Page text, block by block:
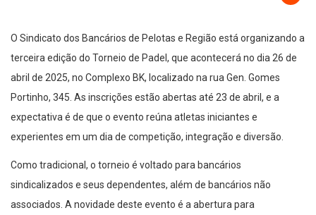
O Sindicato dos Bancários de Pelotas e Região está organizando a
terceira edição do Torneio de Padel, que acontecerá no dia 26 de
abril de 2025, no Complexo BK, localizado na rua Gen. Gomes
Portinho, 345. As inscrições estão abertas até 23 de abril, e a
expectativa é de que o evento reúna atletas iniciantes e
experientes em um dia de competição, integração e diversão.
Como tradicional, o torneio é voltado para bancários
sindicalizados e seus dependentes, além de bancários não
associados. A novidade deste evento é a abertura para